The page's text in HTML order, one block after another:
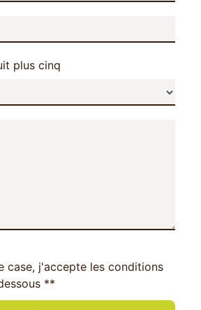
plus cinq
case, j'accepte les conditions
**